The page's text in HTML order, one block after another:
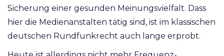
Sicherung einer gesunden Meinungsvielfalt. Dass
hier die Medienanstalten tätig sind, ist im klassischen
deutschen Rundfunkrecht auch lange erprobt.